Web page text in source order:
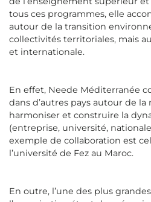
tous ces programmes, elle
autour de la transition
collectivités territoriales, mais
et internationale.
En effet, Neede Méditerranée
dans d’autres pays autour de
harmoniser et construire la
(entreprise, université,
exemple de collaboration est
l’université de Fez au Maroc.
En outre, l’une des plus